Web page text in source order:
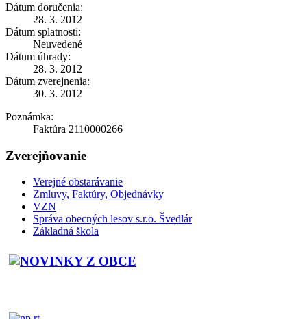
Dátum doručenia:
28. 3. 2012
Dátum splatnosti:
Neuvedené
Dátum úhrady:
28. 3. 2012
Dátum zverejnenia:
30. 3. 2012
Poznámka:
Faktúra 2110000266
Zverejňovanie
Verejné obstarávanie
Zmluvy, Faktúry, Objednávky
VZN
Správa obecných lesov s.r.o. Švedlár
Základná škola